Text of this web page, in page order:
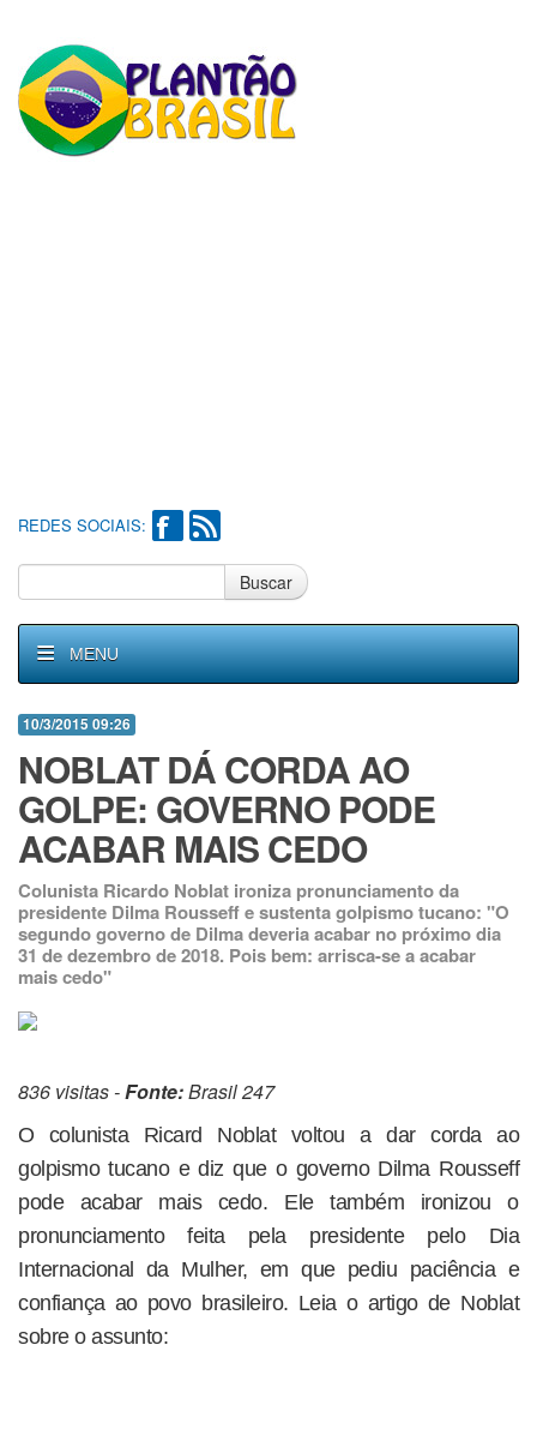
REDES SOCIAIS:
Buscar
MENU
10/3/2015 09:26
NOBLAT DÁ CORDA AO
GOLPE: GOVERNO PODE
ACABAR MAIS CEDO
Colunista Ricardo Noblat ironiza pronunciamento da
presidente Dilma Rousseff e sustenta golpismo tucano: "O
segundo governo de Dilma deveria acabar no próximo dia
31 de dezembro de 2018. Pois bem: arrisca-se a acabar
mais cedo"
836 visitas -Fonte:Brasil 247
O colunista Ricard Noblat voltou a dar corda ao
golpismo tucano e diz que o governo Dilma Rousseff
pode acabar mais cedo. Ele também ironizou o
pronunciamento feita pela presidente pelo Dia
Internacional da Mulher, em que pediu paciência e
confiança ao povo brasileiro. Leia o artigo de Noblat
sobre o assunto: